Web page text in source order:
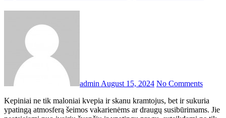
admin August 15, 2024 No Comments
Kepiniai ne tik maloniai kvepia ir skanu kramtojus, bet ir sukuria
ypatingą atmosferą šeimos vakarienėms ar draugų susibūrimams. Jie